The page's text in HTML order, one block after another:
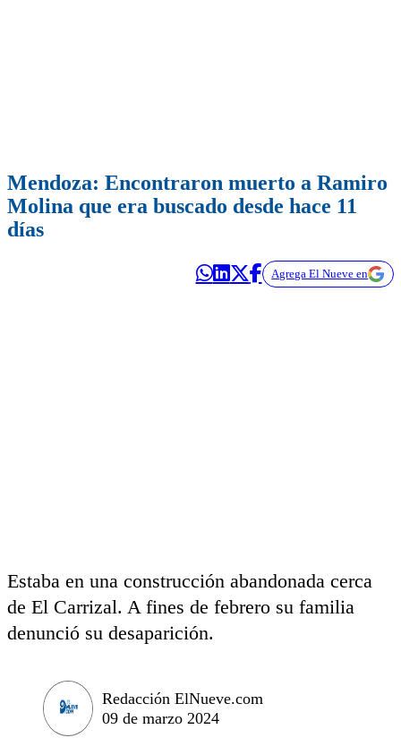
Mendoza: Encontraron muerto a Ramiro
Molina que era buscado desde hace 11
días
Agrega El Nueve en
Estaba en una construcción abandonada cerca
de El Carrizal. A fines de febrero su familia
denunció su desaparición.
Redacción ElNueve.com
09 de marzo 2024